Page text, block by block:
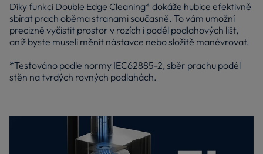
Díky funkci Double Edge Cleaning* dokáže hubice efektivně
sbírat prach oběma stranami současně. To vám umožní
precizně vyčistit prostor v rozích i podél podlahových lišt,
aniž byste museli měnit nástavce nebo složitě manévrovat.
*Testováno podle normy IEC62885-2, sběr prachu podél
stěn na tvrdých rovných podlahách.